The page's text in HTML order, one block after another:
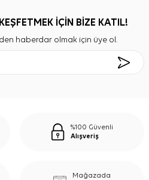
İÇİN BİZE KATIL!
haberdar olmak için üye ol.
%100 Güvenli
Alışveriş
Mağazada